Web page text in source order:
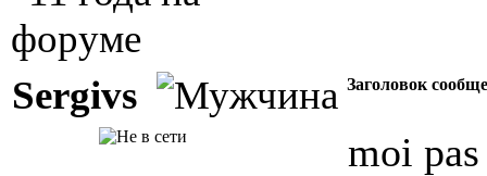
Sergivs Заголовок
moi